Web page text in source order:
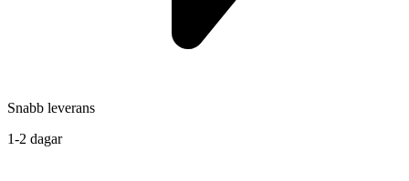
Snabb leverans
1-2 dagar